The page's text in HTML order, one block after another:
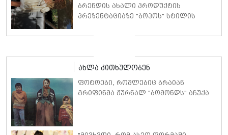
ბრენდის ახალი პროდუქტის
პრეზენტაციაზე "ბოჰოს" სტილის
მინიკაბით გამოჩნდა
ახლა კითხულობენ
ფოტოები, რომლებიც ბრაიან
გრიფინმა ჟურნალ "ბომონდს" აჩუქა